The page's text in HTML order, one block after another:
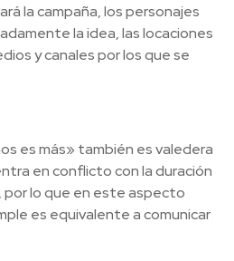
la campaña, los personajes
la idea, las locaciones
y canales por los que se
es más» también es valedera
en conflicto con la duración
por lo que en este aspecto
es equivalente a comunicar